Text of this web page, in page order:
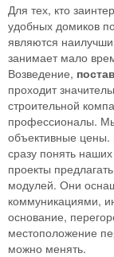
Для тех, кто
удобных домиков
являются
занимает мало
Возведение,
проходит
строительной
профессионалы.
объективные
сразу понять
проекты
модулей. Они
коммуникациями,
основание,
местоположение
можно менять.